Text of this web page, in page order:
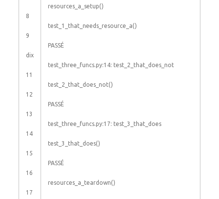
8
9
dix
11
12
13
14
15
16
17
resources_a_setup()
test_1_that_needs_resource_a()
PASSÉ
test_three_funcs.py:14: test_2_that_does_not
test_2_that_does_not()
PASSÉ
test_three_funcs.py:17: test_3_that_does
test_3_that_does()
PASSÉ
resources_a_teardown()